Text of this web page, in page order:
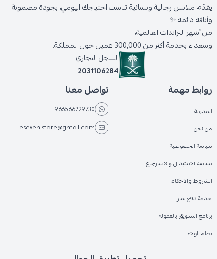
يقدّم ملابس رجالية ونسائية تناسب احتياجك اليومي، بجودة مضمونة
وأناقة دائمة ✨
من أشهر البراندات العالمية،
وسعداء بخدمة أكثر من 300,000 عميل حول المملكة.
السجل التجاري
2031106284
روابط مهمة
المدونة
من نحن
سياسة الخصوصية
سياسة الاستبدال والاسترجاع
الشروط والاحكام
خدمة دفع تمارا
برنامج التسويق بالعمولة
نظام الولاء
تواصل معنا
+966566229730
eseven.store@gmail.com